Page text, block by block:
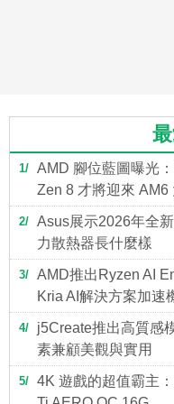
1
AMD 腳位藍圖曝光
Zen 8 才將迎來 AM6
2
Asus展示2026年全
力散熱器長什麼樣
3
AMD推出Ryzen AI
Kria AI解決方案加速
4
j5Create推出高質感
素兼顧美觀與實用
5
4K 遊戲的超值霸主